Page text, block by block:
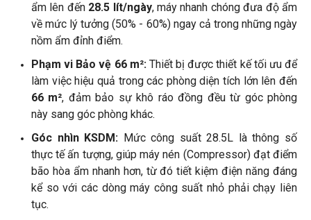
ẩm lên đến 28.5 lít/ngày, máy nhanh chóng đưa độ ẩm
về mức lý tưởng (50% - 60%) ngay cả trong những ngày
nồm ẩm đỉnh điểm.
Phạm vi Bảo vệ 66 m²:Thiết bị được thiết kế tối ưu để
làm việc hiệu quả trong các phòng diện tích lớn lên đến
66 m², đảm bảo sự khô ráo đồng đều từ góc phòng
này sang góc phòng khác.
Góc nhìn KSDM: Mức công suất 28.5L là thông số
thực tế ấn tượng, giúp máy nén (Compressor) đạt điểm
bão hòa ẩm nhanh hơn, từ đó tiết kiệm điện năng đáng
kể so với các dòng máy công suất nhỏ phải chạy liên
tục.